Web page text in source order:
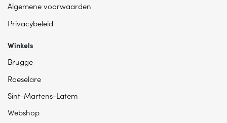
Algemene voorwaarden
Privacybeleid
Winkels
Brugge
Roeselare
Sint-Martens-Latem
Webshop